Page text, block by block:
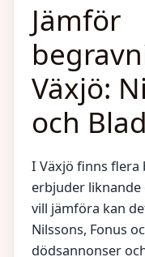
Jämför
Växjö:
och
I Växjö finns flera
erbjuder liknande
vill jämföra kan
Nilssons, Fonus
dödsannonser